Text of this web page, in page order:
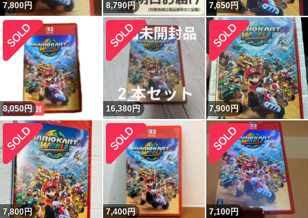
7,800円 8,790円 7,650円
8,050円 16,380 円 7,900円
7,800円 7,400円 7,100円